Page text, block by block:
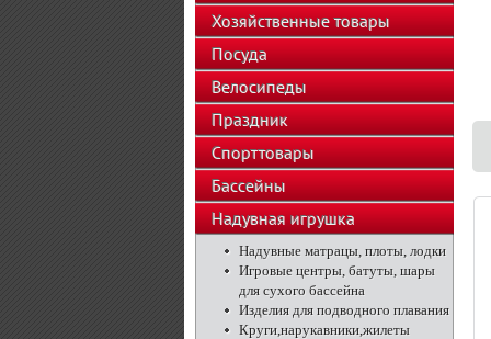
Хозяйственные товары
Посуда
Велосипеды
Праздник
Спорттовары
Бассейны
Надувная игрушка
Надувные матрацы, плоты, лодки
Игровые центры, батуты, шары
для сухого бассейна
Изделия для подводного плавания
Круги,нарукавники,жилеты